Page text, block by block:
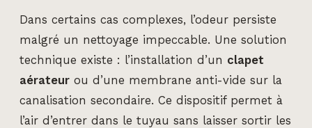
Dans certains cas complexes, l’odeur persiste
malgré un nettoyage impeccable. Une solution
technique existe : l’installation d’un clapet
aérateur ou d’une membrane anti-vide sur la
canalisation secondaire. Ce dispositif permet à
l’air d’entrer dans le tuyau sans laisser sortir les